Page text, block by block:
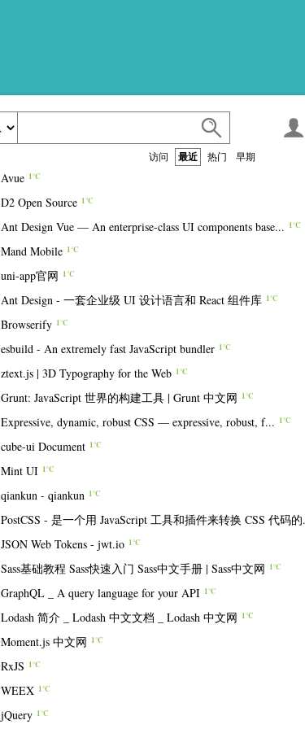
访问 最近 热门 早期
Avue 1℃
D2 Open Source 1℃
Ant Design Vue — An enterprise-class UI components base... 1℃
Mand Mobile 1℃
uni-app官网 1℃
Ant Design - 一套企业级 UI 设计语言和 React 组件库 1℃
Browserify 1℃
esbuild - An extremely fast JavaScript bundler 1℃
ztext.js | 3D Typography for the Web 1℃
Grunt: JavaScript 世界的构建工具 | Grunt 中文网 1℃
Expressive, dynamic, robust CSS — expressive, robust, f... 1℃
cube-ui Document 1℃
Mint UI 1℃
qiankun - qiankun 1℃
PostCSS - 是一个用 JavaScript 工具和插件来转换 CSS 代码的
JSON Web Tokens - jwt.io 1℃
Sass基础教程 Sass快速入门 Sass中文手册 | Sass中文网 1℃
GraphQL _ A query language for your API 1℃
Lodash 简介 _ Lodash 中文文档 _ Lodash 中文网 1℃
Moment.js 中文网 1℃
RxJS 1℃
WEEX 1℃
jQuery 1℃